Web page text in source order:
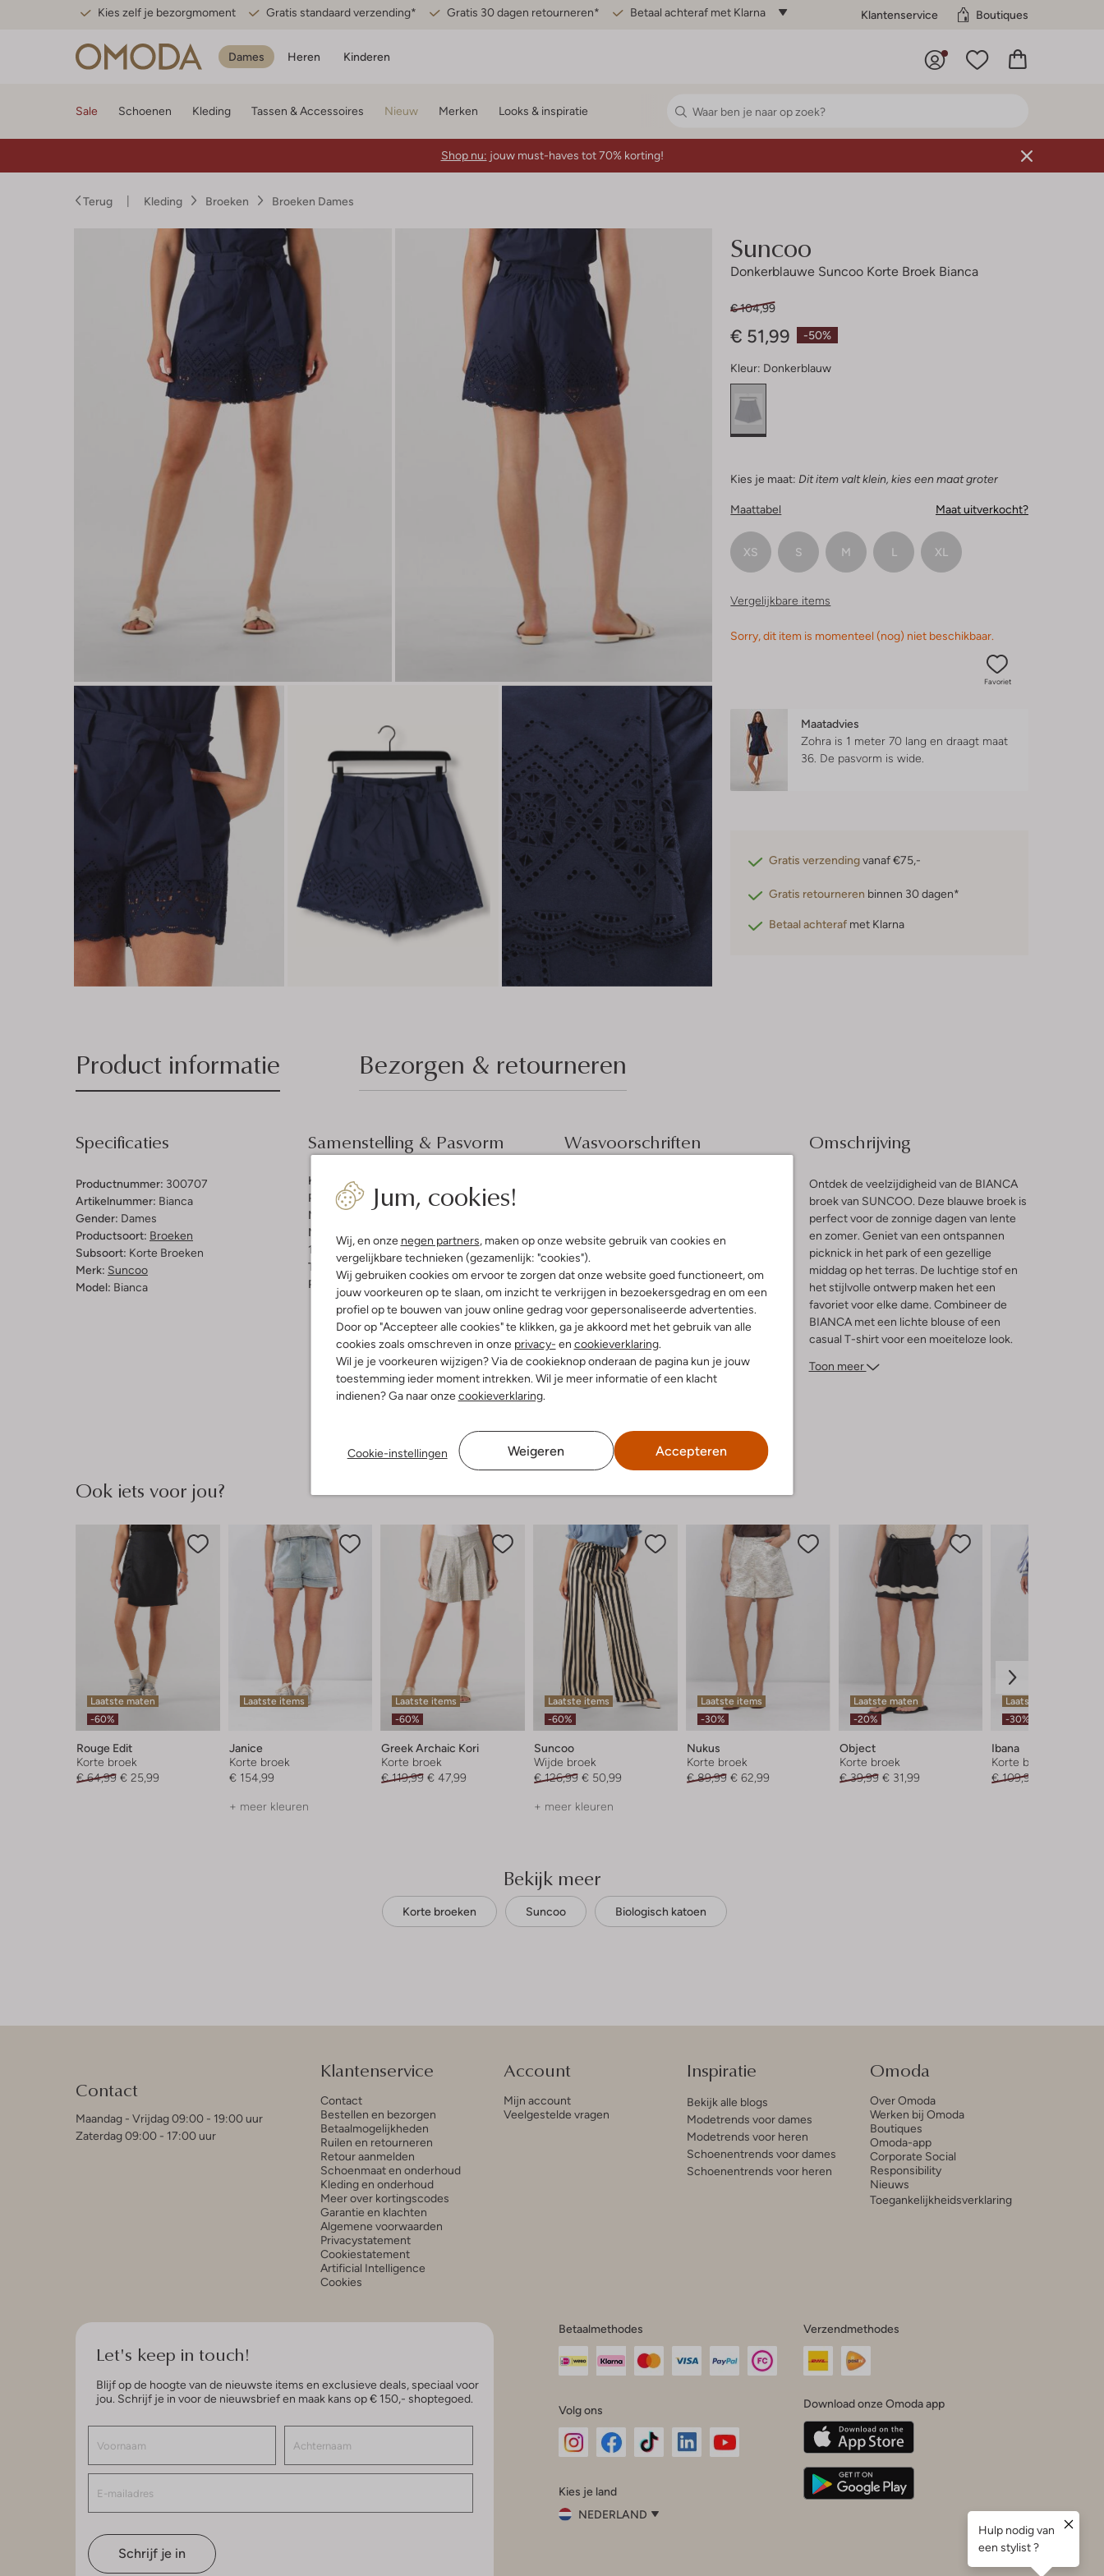
Kies zelf je bezorgmoment Gratis standaard verzending* Gratis 30 dagen retourneren* Betaal achteraf met Klarna Klantenservice Boutiques
Dames Heren Kinderen
Jum, cookies!
Wij, en onze negen partners, maken op onze website gebruik van cookies en
vergelijkbare technieken (gezamenlijk: "cookies").
Wij gebruiken cookies om ervoor te zorgen dat onze website goed functioneert, om
jouw voorkeuren op te slaan, om inzicht te verkrijgen in bezoekersgedrag en om een
profiel op te bouwen van jouw online gedrag voor gepersonaliseerde advertenties.
Door op "Accepteer alle cookies" te klikken, ga je akkoord met het gebruik van alle
cookies zoals omschreven in onze privacy- en cookieverklaring.
Wil je je voorkeuren wijzigen? Via de cookieknop onderaan de pagina kun je jouw
toestemming ieder moment intrekken. Wil je meer informatie of een klacht
indienen? Ga naar onzecookieverklaring.
Cookie-instellingen Weigeren Accepteren
Sale Schoenen Kleding Tassen & Accessoires Nieuw Merken Looks & inspiratie
Shop nu: jouw must-haves tot 70% korting!
Terug Kleding Broeken Broeken Dames
Suncoo
Donkerblauwe Suncoo Korte Broek Bianca
-50%
€ 104,99
€ 51,99
Kleur: Donkerblauw
Kies je maat: Dit item valt klein, kies een maat groter
Maattabel Maat uitverkocht?
XS S M L XL
Vergelijkbare items
Sorry, dit item is momenteel (nog) niet beschikbaar.
Favoriet
Maatadvies
Zohra is 1 meter 70 lang en draagt maat
36. De pasvorm iswide
Gratis verzendingvanaf €75,-
Gratis retourneren binnen 30 dagen*
Betaal achteraf met Klarna
Product informatie Bezorgen & retourneren
Specificaties
Productnummer: 300707
Artikelnummer: Bianca
Gender: Dames
Productsoort: Broeken
Subsoort: Korte Broeken
Merk: Suncoo
Model: Bianca
Samenstelling & Pasvorm
Kleur:
Donkerblauw
Patroon:Broderie
Materiaal:
Materiaalpercentages:
100% Biologisch Katoen, 100% Viscose
Taillehoogte:
Hoge Taille
Pasvorm: Wide
Wasvoorschriften
Niet bleken
Omschrijving
Ontdek de veelzijdigheid van de BIANCA
broek van SUNCOO. Deze blauwe broek is
perfect voor de zonnige dagen van lente
en zomer. Geniet van een ontspannen
picknick in het park of een gezellige
middag op het terras. De luchtige stof en
het stijlvolle ontwerp maken het een
favoriet voor elke dame. Combineer de
BIANCA met een lichte blouse of een
casual T-shirt voor een moeiteloze look.
klaar voor elke zomerse gelegenheid. De
Toon meer
Ook iets voor jou?
Laatste maten
-60%
Rouge Edit
Korte broek
€ 64,99 € 25,99
Laatste items
Janice
Korte broek
€ 154,99
+ meer kleuren
Laatste items
-60%
Greek Archaic Kori
Korte broek
€ 119,99 € 47,99
Laatste items
-60%
Suncoo
Wijde broek
€ 126,99 € 50,99
+ meer kleuren
Laatste items
-30%
Nukus
Korte broek
€ 89,99 € 62,99
Laatste maten
-20%
Object
Korte broek
€ 39,99 € 31,99
Laatste maten
-30%
Ibana
Korte broek
€ 109,99
Bekijk meer
Korte broeken Suncoo Biologisch katoen
Contact
Maandag - Vrijdag 09:00 - 19:00 uur
Zaterdag 09:00 - 17:00 uur
Klantenservice
Contact
Bestellen en bezorgen
Betaalmogelijkheden
Ruilen en retourneren
Retour aanmelden
Schoenmaat en onderhoud
Kleding en onderhoud
Meer over kortingscodes
Garantie en klachten
Algemene voorwaarden
Privacystatement
Cookiestatement
Artificial Intelligence
Cookies
Account
Mijn account
Veelgestelde vragen
Inspiratie
Bekijk alle blogs
Modetrends voor dames
Modetrends voor heren
Schoenentrends voor dames
Schoenentrends voor heren
Omoda
Over Omoda
Werken bij Omoda
Boutiques
Omoda-app
Corporate Social
Responsibility
Nieuws
Toegankelijkheidsverklaring
Let's keep in touch!
Blijf op de hoogte van de nieuwste items en exclusieve deals, speciaal voor
jou. Schrijf je in voor de nieuwsbrief en maak kans op € 150,- shoptegoed.
Schrijf je in
Betaalmethodes
Volg ons
InstagramFacebook
Kies je land
NEDERLAND
Verzendmethodes
Download onze Omoda app